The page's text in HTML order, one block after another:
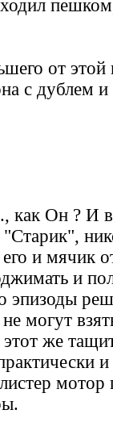
от
с дублем
как Он ? И
"Старик",
и мячик
и
эпизоды
могут
же
и
мотор